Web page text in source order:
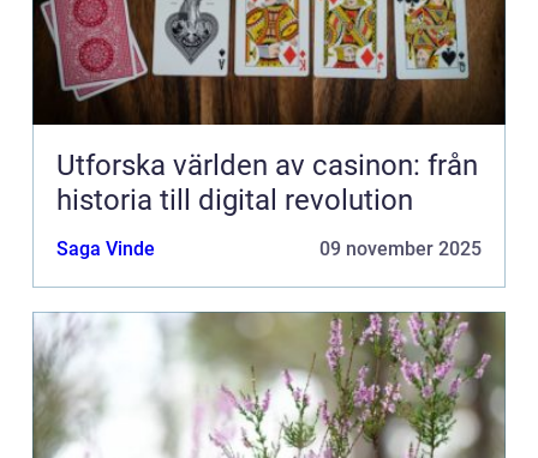
Utforska världen av casinon: från
historia till digital revolution
Saga Vinde 09 november 2025